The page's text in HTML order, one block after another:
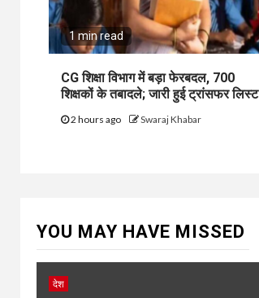
1 min read
CG शिक्षा विभाग में बड़ा फेरबदल, 700
शिक्षकों के तबादले; जारी हुई ट्रांसफर लिस्ट
2 hours ago Swaraj Khabar
YOU MAY HAVE MISSED
देश